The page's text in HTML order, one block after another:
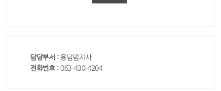
담당부서 :용담댐지사
전화번호 : 063-430-4204